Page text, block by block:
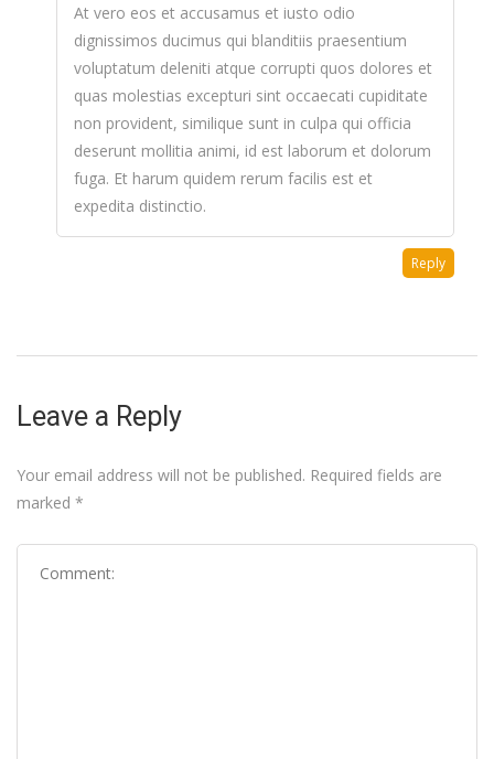
At vero eos et accusamus et iusto odio
dignissimos ducimus qui blanditiis praesentium
voluptatum deleniti atque corrupti quos dolores et
quas molestias excepturi sint occaecati cupiditate
non provident, similique sunt in culpa qui officia
deserunt mollitia animi, id est laborum et dolorum
fuga. Et harum quidem rerum facilis est et
expedita distinctio.
Reply
Leave a Reply
Your email address will not be published. Required fields are
marked *